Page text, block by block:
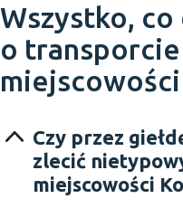
Wszystko,
o
Czy przez
zlecić
miejscowości